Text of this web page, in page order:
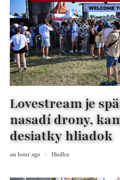
Lovestream je
nasadí drony,
desiatky hliadok
an hour ago Hudba